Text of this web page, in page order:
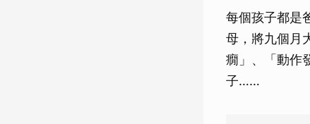
每個孩子都是
母，將九個月
癇」、「動作
子……